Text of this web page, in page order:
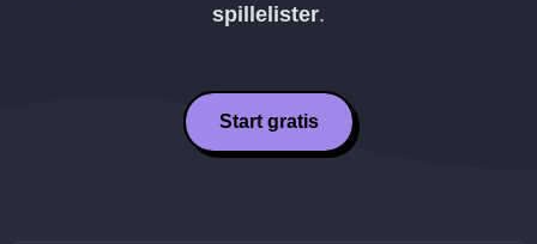
spillelister.
Start gratis